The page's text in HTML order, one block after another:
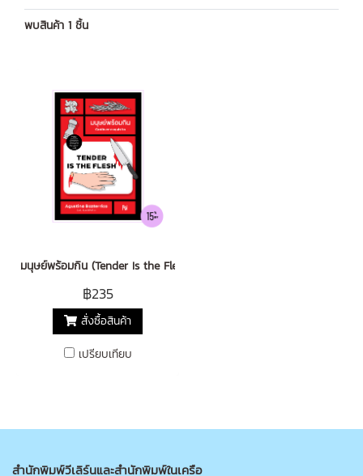
พบสินค้า 1 ชิ้น
มนุษย์พร้อมกิน (Tender Is the Flesh)
฿235
สั่งซื้อสินค้า
เปรียบเทียบ
สำนักพิมพ์วีเลิร์นและสำนักพิมพ์ในเครือ